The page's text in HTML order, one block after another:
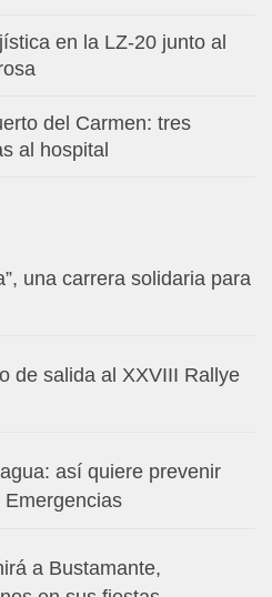
en la LZ-20 junto al
del Carmen: tres
al hospital
una carrera solidaria para
de salida al XXVIII Rallye
así quiere prevenir
a Bustamante,